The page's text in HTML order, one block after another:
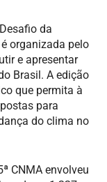
da
organizada pelo
e apresentar
Brasil. A edição
que permita à
para
do clima no
CNMA envolveu